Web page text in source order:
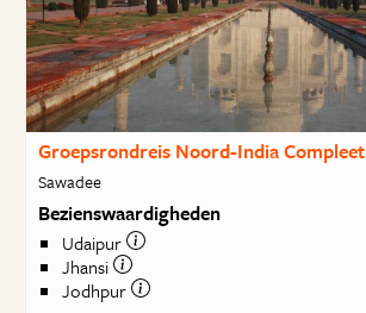
Groepsrondreis Noord-India Compleet
Sawadee
Bezienswaardigheden
Udaipur
Jhansi
Jodhpur